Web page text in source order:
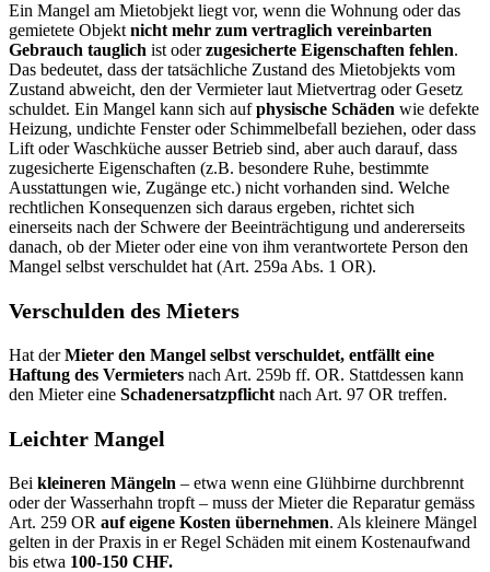
Ein Mangel am Mietobjekt liegt vor, wenn die Wohnung oder das
gemietete Objekt nicht mehr zum vertraglich vereinbarten
Gebrauch tauglich ist oderzugesicherte Eigenschaften fehlen.
Das bedeutet, dass der tatsächliche Zustand des Mietobjekts vom
Zustand abweicht, den der Vermieter laut Mietvertrag oder Gesetz
schuldet. Ein Mangel kann sich aufphysische Schäden wie defekte
Heizung, undichte Fenster oder Schimmelbefall beziehen, oder dass
Lift oder Waschküche ausser Betrieb sind, aber auch darauf, dass
zugesicherte Eigenschaften (z.B. besondere Ruhe, bestimmte
Ausstattungen wie, Zugänge etc.) nicht vorhanden sind. Welche
rechtlichen Konsequenzen sich daraus ergeben, richtet sich
einerseits nach der Schwere der Beeinträchtigung und andererseits
danach, ob der Mieter oder eine von ihm verantwortete Person den
Mangel selbst verschuldet hat (Art. 259a Abs. 1 OR).
Verschulden des Mieters
Hat derMieter den Mangel selbst verschuldet, entfällt eine
Haftung des Vermieters nach Art. 259b ff. OR. Stattdessen kann
den Mieter eine Schadenersatzpflicht nach Art. 97 OR treffen.
Leichter Mangel
Bei kleineren Mängeln – etwa wenn eine Glühbirne durchbrennt
oder der Wasserhahn tropft – muss der Mieter die Reparatur gemäss
Art. 259 OR auf eigene Kosten übernehmen. Als kleinere Mängel
gelten in der Praxis in er Regel Schäden mit einem Kostenaufwand
bis etwa 100-150 CHF.